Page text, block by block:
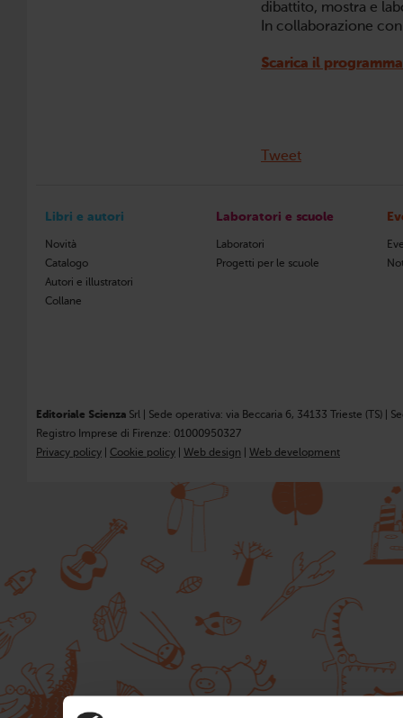
dibattito, mostra e
In collaborazione
Scarica il
Tweet
Libri e autori
Novità
Catalogo
Autori e illustratori
Collane
Laboratori e scuole
Laboratori
Progetti per le scuole
Editoriale Scienza Srl | Sede operativa: via Beccaria 6, 34133 Trieste (TS) |
Registro Imprese di Firenze: 01000950327
Privacy policy
Cookie policy Web design Web development